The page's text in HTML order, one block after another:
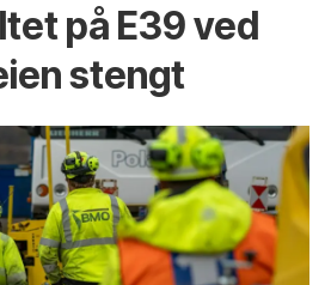
på E39 ved
stengt